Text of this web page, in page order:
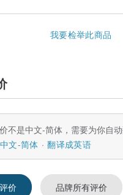
我要检举此商品
不是中文-简体，需要为你自
文-简体
翻译成英语
价 品牌所有评价